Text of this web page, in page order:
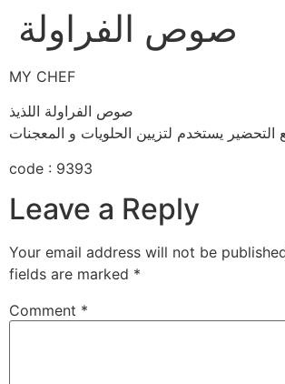
صوص الفراولة
MY CHEF
صوص الفراولة اللذيذ
التحضير يستخدم لتزيين الحلويات و المعجنات
code : 9393
Leave a Reply
Your email address will not be
fields are marked *
Comment *